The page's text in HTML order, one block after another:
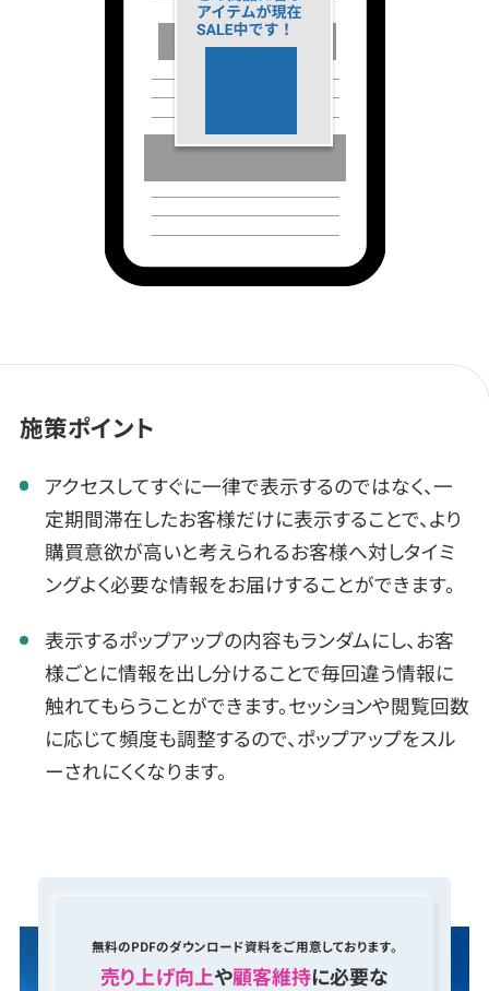
施策ポイント
アクセスしてすぐに一律で表示するのではなく、一
定期間滞在したお客様だけに表示することで、より
購買意欲が高いと考えられるお客様へ対しタイミ
ングよく必要な情報をお届けすることができます。
表示するポップアップの内容もランダムにし、お客
様ごとに情報を出し分けることで毎回違う情報に
触れてもらうことができます。セッションや閲覧回数
に応じて頻度も調整するので、ポップアップをスル
ーされにくくなります。
無料のPDFのダウンロード資料をご用意しております。
売り上げ向上や顧客維持に必要な